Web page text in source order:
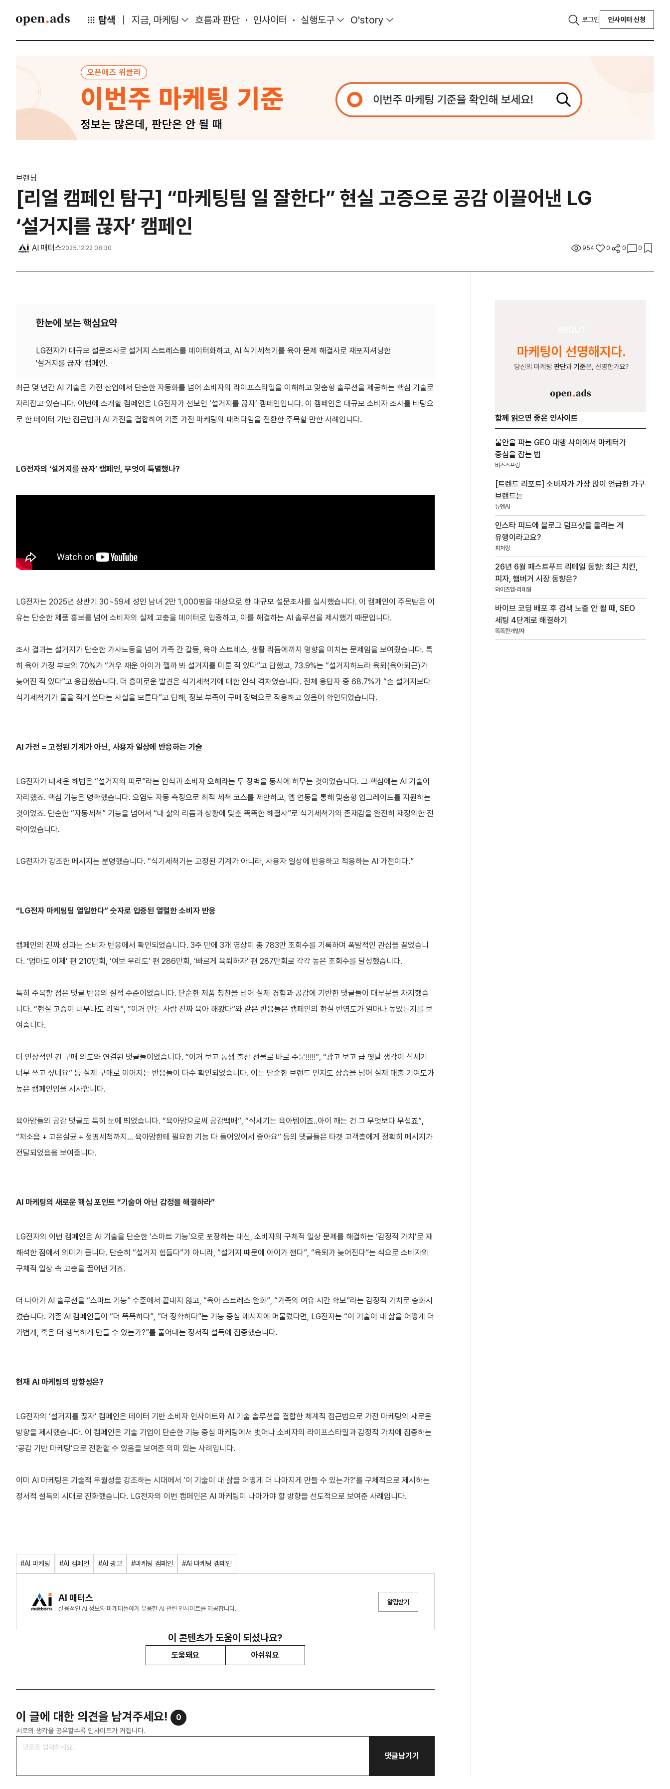
탐색 지금, 마케팅 흐름과 판단 인사이터 실행도구 O'story 로그인 인사이터 신청
브랜딩
[리얼 캠페인 탐구] “마케팅팀 일 잘한다” 현실 고증으로 공감 이끌어낸 LG
‘설거지를 끊자’ 캠페인
AI 매터스2025.12.22 08:30 954 0 0 0
한눈에 보는 핵심요약
LG전자가 대규모 설문조사로 설거지 스트레스를 데이터화하고, AI 식기세척기를 육아 문제 해결사로 재포지셔닝한
최근 몇 년간 AI 기술은 가전 산업에서 단순한 자동화를 넘어 소비자의 라이프스타일을 이해하고 맞춤형 솔루션을 제공하는 핵심 기술로
자리잡고 있습니다. 이번에 소개할 캠페인은 LG전자가 선보인 ‘설거지를 끊자’ 캠페인입니다. 이 캠페인은 대규모 소비자 조사를 바탕으
로 한 데이터 기반 접근법과 AI 가전을 결합하여 기존 가전 마케팅의 패러다임을 전환한 주목할 만한 사례입니다.
LG전자의 ‘설거지를 끊자’ 캠페인, 무엇이 특별했나?
LG전자는 2025년 상반기 30~59세 성인 남녀 2만 1,000명을 대상으로 한 대규모 설문조사를 실시했습니다. 이 캠페인이 주목받은 이
유는 단순한 제품 홍보를 넘어 소비자의 실제 고충을 데이터로 입증하고, 이를 해결하는 AI 솔루션을 제시했기 때문입니다.
조사 결과는 설거지가 단순한 가사노동을 넘어 가족 간 갈등, 육아 스트레스, 생활 리듬에까지 영향을 미치는 문제임을 보여줬습니다. 특
히 육아 가정 부모의 70%가 “겨우 재운 아이가 깰까 봐 설거지를 미룬 적 있다”고 답했고, 73.9%는 “설거지하느라 육퇴(육아퇴근)가
늦어진 적 있다”고 응답했습니다. 더 흥미로운 발견은 식기세척기에 대한 인식 격차였습니다. 전체 응답자 중 68.7%가 “손 설거지보다
식기세척기가 물을 적게 쓴다는 사실을 모른다”고 답해, 정보 부족이 구매 장벽으로 작용하고 있음이 확인되었습니다.
AI 가전 = 고정된 기계가 아닌, 사용자 일상에 반응하는 기술
LG전자가 내세운 해법은 “설거지의 피로”라는 인식과 소비자 오해라는 두 장벽을 동시에 허무는 것이었습니다. 그 핵심에는 AI 기술이
자리했죠. 핵심 기능은 명확했습니다. 오염도 자동 측정으로 최적 세척 코스를 제안하고, 앱 연동을 통해 맞춤형 업그레이드를 지원하는
것이었죠. 단순한 “자동세척” 기능을 넘어서 “내 삶의 리듬과 상황에 맞춘 똑똑한 해결사”로 식기세척기의 존재감을 완전히 재정의한 전
략이었습니다.
LG전자가 강조한 메시지는 분명했습니다. “식기세척기는 고정된 기계가 아니라, 사용자 일상에 반응하고 적응하는 AI 가전이다.”
“LG전자 마케팅팀 열일한다” 숫자로 입증된 열렬한 소비자 반응
캠페인의 진짜 성과는 소비자 반응에서 확인되었습니다. 3주 만에 3개 영상이 총 783만 조회수를 기록하며 폭발적인 관심을 끌었습니
다. ‘엄마도 이제’ 편 210만회, ‘여보 우리도’ 편 286만회, ‘빠르게 육퇴하자’ 편 287만회로 각각 높은 조회수를 달성했습니다.
특히 주목할 점은 댓글 반응의 질적 수준이었습니다. 단순한 제품 칭찬을 넘어 실제 경험과 공감에 기반한 댓글들이 대부분을 차지했습
니다. “현실 고증이 너무나도 리얼”, “이거 만든 사람 진짜 육아 해봤다”와 같은 반응들은 캠페인의 현실 반영도가 얼마나 높았는지를 보
여줍니다.
더 인상적인 건 구매 의도와 연결된 댓글들이었습니다. “이거 보고 동생 출산 선물로 바로 주문!!!!!”, “광고 보고 급 옛날 생각이 식세기
너무 쓰고 싶네요” 등 실제 구매로 이어지는 반응들이 다수 확인되었습니다. 이는 단순한 브랜드 인지도 상승을 넘어 실제 매출 기여도가
높은 캠페인임을 시사합니다.
육아맘들의 공감 댓글도 특히 눈에 띄었습니다. “육아맘으로써 공감백배”, “식세기는 육아템이죠..아이 깨는 건 그 무엇보다 무섭죠”,
“저소음 + 고온살균 + 젖병세척까지… 육아맘한테 필요한 기능 다 들어있어서 좋아요” 등의 댓글들은 타겟 고객층에게 정확히 메시지가
전달되었음을 보여줍니다.
AI 마케팅의 새로운 핵심 포인트 “기술이 아닌 감정을 해결하라”
LG전자의 이번 캠페인은 AI 기술을 단순한 ‘스마트 기능’으로 포장하는 대신, 소비자의 구체적 일상 문제를 해결하는 ‘감정적 가치’로 재
해석한 점에서 의미가 큽니다. 단순히 “설거지 힘들다”가 아니라, “설거지 때문에 아이가 깬다”, “육퇴가 늦어진다”는 식으로 소비자의
구체적 일상 속 고충을 끌어낸 거죠.
더 나아가 AI 솔루션을 “스마트 기능” 수준에서 끝내지 않고, “육아 스트레스 완화”, “가족의 여유 시간 확보”라는 감정적 가치로 승화시
켰습니다. 기존 AI 캠페인들이 “더 똑똑하다”, “더 정확하다”는 기능 중심 메시지에 머물렀다면, LG전자는 “이 기술이 내 삶을 어떻게 더
가볍게, 혹은 더 행복하게 만들 수 있는가?”를 풀어내는 정서적 설득에 집중했습니다.
현재 AI 마케팅의 방향성은?
LG전자의 ‘설거지를 끊자’ 캠페인은 데이터 기반 소비자 인사이트와 AI 기술 솔루션을 결합한 체계적 접근법으로 가전 마케팅의 새로운
방향을 제시했습니다. 이 캠페인은 기술 기업이 단순한 기능 중심 마케팅에서 벗어나 소비자의 라이프스타일과 감정적 가치에 집중하는
‘공감 기반 마케팅’으로 전환할 수 있음을 보여준 의미 있는 사례입니다.
이미 AI 마케팅은 기술적 우월성을 강조하는 시대에서 ‘이 기술이 내 삶을 어떻게 더 나아지게 만들 수 있는가?’를 구체적으로 제시하는
정서적 설득의 시대로 진화했습니다. LG전자의 이번 캠페인은 AI 마케팅이 나아가야 할 방향을 선도적으로 보여준 사례입니다.
#AI 마케팅 #AI 캠페인 #AI 광고 #마케팅 캠페인 #AI 마케팅 캠페인
AI 매터스
실용적인 AI 정보와 마케터들에게 유용한 AI 관련 인사이트를 제공합니다.
알림받기
이 콘텐츠가 도움이 되셨나요?
도움돼요 아쉬워요
이 글에 대한 의견을 남겨주세요! 0
서로의 생각을 공유할수록 인사이트가 커집니다.
댓글남기기
함께 읽으면 좋은 인사이트
불안을 파는 GEO 대행 사이에서 마케터가
중심을 잡는 법
비즈스프링
[트렌드 리포트] 소비자가 가장 많이 언급한 가구
브랜드는
뉴엔AI
인스타 피드에 블로그 덤프샷을 올리는 게
유행이라고요?
피처링
26년 6월 패스트푸드 리테일 동향: 최근 치킨,
피자, 햄버거 시장 동향은?
와이즈앱·리테일
바이브 코딩 배포 후 검색 노출 안 될 때, SEO
세팅 4단계로 해결하기
똑똑한개발자